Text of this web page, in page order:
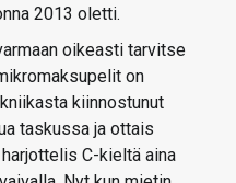
2013 oletti.
oikeasti tarvitse
on
kiinnostunut
taskussa ja ottais
C-kieltä aina